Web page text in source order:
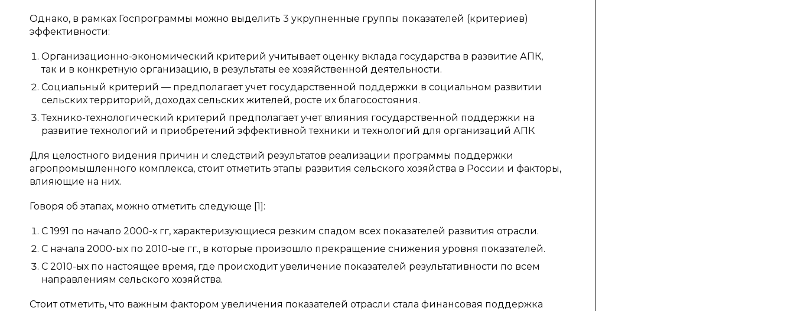
Однако, в рамках Госпрограммы можно выделить 3 укрупненные группы показателей (критериев)
эффективности:
Организационно-экономический критерий учитывает оценку вклада государства в развитие АПК,
так и в конкретную организацию, в результаты ее хозяйственной деятельности.
Социальный критерий — предполагает учет государственной поддержки в социальном развитии
сельских территорий, доходах сельских жителей, росте их благосостояния.
Технико-технологический критерий предполагает учет влияния государственной поддержки на
развитие технологий и приобретений эффективной техники и технологий для организаций АПК
Для целостного видения причин и следствий результатов реализации программы поддержки
агропромышленного комплекса, стоит отметить этапы развития сельского хозяйства в России и факторы,
влияющие на них.
Говоря об этапах, можно отметить следующе [1]:
С 1991 по начало 2000-х гг, характеризующиеся резким спадом всех показателей развития отрасли.
С начала 2000-ых по 2010-ые гг., в которые произошло прекращение снижения уровня показателей.
С 2010-ых по настоящее время, где происходит увеличение показателей результативности по всем
направлениям сельского хозяйства.
Стоит отметить, что важным фактором увеличения показателей отрасли стала финансовая поддержка